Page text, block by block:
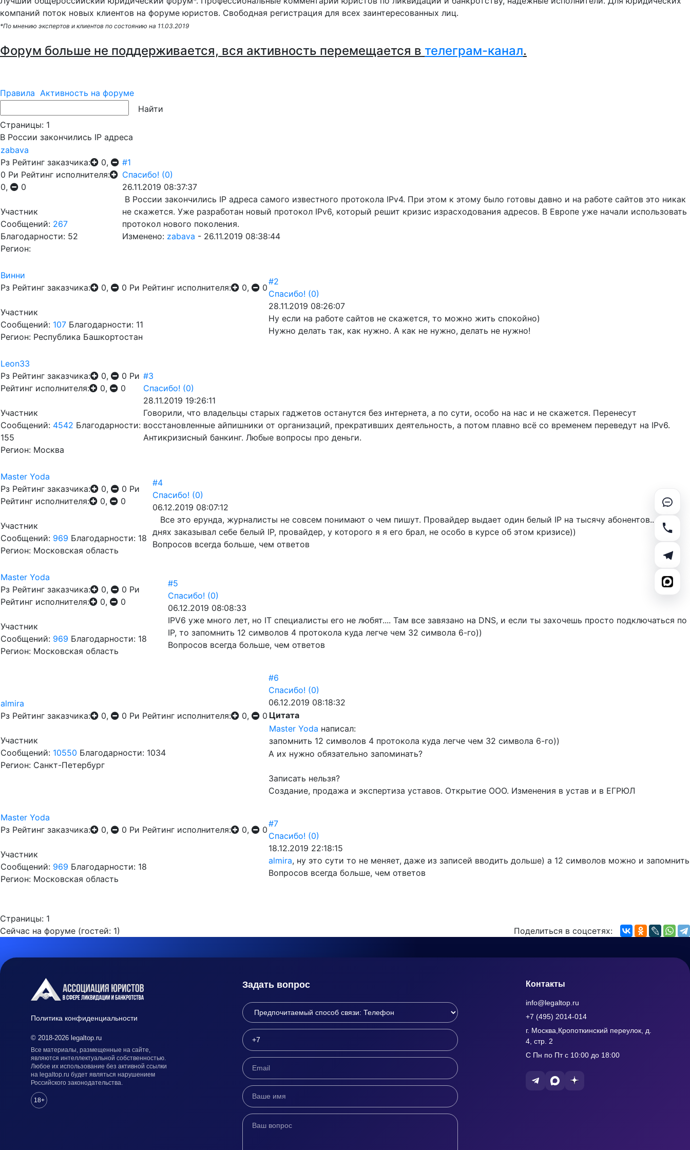
компаний поток новых клиентов на форуме юристов. Свободная регистрация для всех заинтересованных лиц.
*По мнению экспертов и клиентов по состоянию на 11.03.2019
Форум больше не поддерживается, вся активность перемещается в телеграм-канал.
Правила Активность на форуме
Страницы: 1
В России закончились IP адреса
zabava
Рз Рейтинг заказчика:
0,
0 Ри Рейтинг исполнителя:
0,
0
Участник
Сообщений: 267
Благодарности: 52
Регион:
#1
Спасибо! (0)
26.11.2019 08:37:37
В России закончились IP адреса самого известного протокола IPv4. При этом к этому было готовы давно и на работе сайтов это никак
не скажется. Уже разработан новый протокол IPv6, который решит кризис израсходования адресов. В Европе уже начали использовать
протокол нового поколения.
Изменено: zabava - 26.11.2019 08:38:44
Винни
Рз Рейтинг заказчика: 0, 0 Ри Рейтинг исполнителя: 0, 0
Участник
Сообщений: 107 Благодарности: 11
Регион: Республика Башкортостан
#2
Спасибо! (0)
28.11.2019 08:26:07
Ну если на работе сайтов не скажется, то можно жить спокойно)
Нужно делать так, как нужно. А как не нужно, делать не нужно!
Leon33
Рз Рейтинг заказчика: 0, 0 Ри
Рейтинг исполнителя:
0, 0
Участник
Сообщений: 4542 Благодарности:
155
Регион: Москва
#3
Спасибо! (0)
28.11.2019 19:26:11
Говорили, что владельцы старых гаджетов останутся без интернета, а по сути, особо на нас и не скажется. Перенесут
восстановленные айпишники от организаций, прекративших деятельность, а потом плавно всё со временем переведут на IPv6.
Антикризисный банкинг. Любые вопросы про деньги.
Master Yoda
Рз Рейтинг заказчика: 0, 0 Ри
Рейтинг исполнителя:
0, 0
Участник
Сообщений: 969 Благодарности: 18
Регион: Московская область
#4
Спасибо! (0)
06.12.2019 08:07:12
Все это ерунда, журналисты не совсем понимают о чем пишут. Провайдер выдает один белый IP на тысячу абонентов... на
днях заказывал себе белый IP, провайдер, у которого я я его брал, не особо в курсе об этом кризисе))
Вопросов всегда больше, чем ответов
Master Yoda
Рз Рейтинг заказчика: 0, 0 Ри
Рейтинг исполнителя:
0, 0
Участник
Сообщений: 969 Благодарности: 18
Регион: Московская область
#5
Спасибо! (0)
06.12.2019 08:08:33
IPV6 уже много лет, но IT специалисты его не любят.... Там все завязано на DNS, и если ты захочешь просто подключаться по
IP, то запомнить 12 символов 4 протокола куда легче чем 32 символа 6-го))
Вопросов всегда больше, чем ответов
almira
Рз Рейтинг заказчика: 0, 0 Ри Рейтинг исполнителя: 0, 0
Участник
Сообщений: 10550 Благодарности: 1034
Регион: Санкт-Петербург
#6
Спасибо! (0)
06.12.2019 08:18:32
Цитата
Master Yoda написал:
запомнить 12 символов 4 протокола куда легче чем 32 символа 6-го))
А их нужно обязательно запоминать?
Записать нельзя?
Создание, продажа и экспертиза уставов. Открытие ООО. Изменения в устав и в ЕГРЮЛ
Master Yoda
Рз Рейтинг заказчика: 0, 0 Ри Рейтинг исполнителя: 0, 0
Участник
Сообщений: 969 Благодарности: 18
Регион: Московская область
#7
Спасибо! (0)
18.12.2019 22:18:15
almira, ну это сути то не меняет, даже из записей вводить дольше) а 12 символов можно и запомнить
Вопросов всегда больше, чем ответов
Страницы: 1
Сейчас на форуме (гостей: 1) Поделиться в соцсетях:
Политика конфиденциальности
© 2018-2026 legaltop.ru
Все материалы, размещенные на сайте,
являются интеллектуальной собственностью.
Любое их использование без активной ссылки
на legaltop.ru будет являться нарушением
Российского законодательства.
18+
Задать вопрос Контакты
info@legaltop.ru
+7 (495) 2014-014
г. Москва,Кропоткинский переулок, д.
4, стр. 2
С Пн по Пт с 10:00 до 18:00